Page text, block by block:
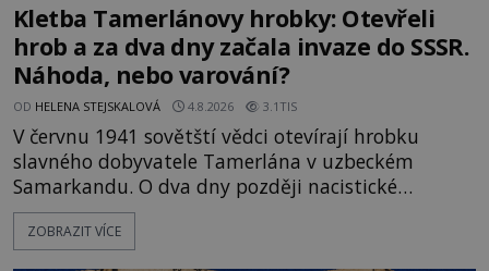
Kletba Tamerlánovy hrobky: Otevřeli
hrob a za dva dny začala invaze do SSSR.
Náhoda, nebo varování?
OD HELENA STEJSKALOVÁ 4.8.2026 3.1TIS
V červnu 1941 sovětští vědci otevírají hrobku
slavného dobyvatele Tamerlána v uzbeckém
Samarkandu. O dva dny později nacistické
Německo zahajuje operaci Barbarossa a napadá
Sovětský svaz. Shoda dat je natolik zarážející, že se
ZOBRAZIT VÍCE